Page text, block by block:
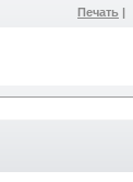
Печать |